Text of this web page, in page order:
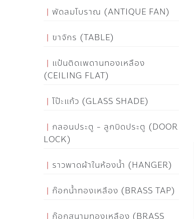
พัดลมโบราณ (ANTIQUE FAN)
ขาจักร (TABLE)
แป้นติดเพดานทองเหลือง
(CEILING FLAT)
โป๊ะแก้ว (GLASS SHADE)
กลอนประตู - ลูกบิดประตู (DOOR
LOCK)
ราวพาดผ้าในห้องน้ำ (HANGER)
ก๊อกน้ำทองเหลือง (BRASS TAP)
ก๊อกสนามทองเหลือง (BRASS